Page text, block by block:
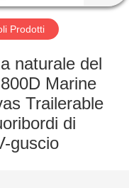
Prodotti
naturale del
Marine
Trailerable
di
guscio